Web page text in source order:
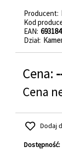
Producent
Kod
EAN
Dział
Cena:
Cena
Dodaj
Dostępność: